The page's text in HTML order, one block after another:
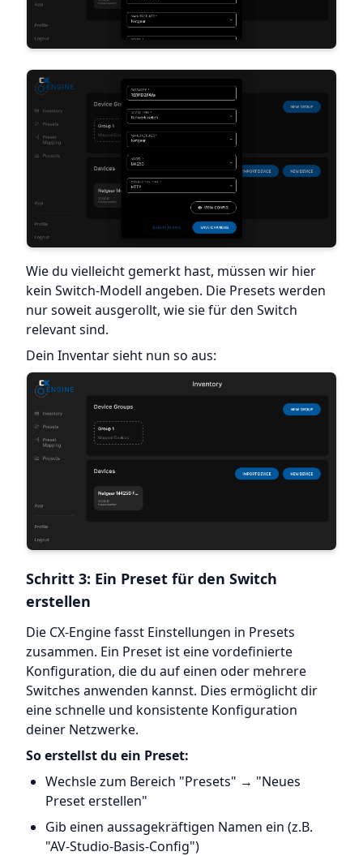
Wie du vielleicht gemerkt hast, müssen wir hier
kein Switch-Modell angeben. Die Presets werden
nur soweit ausgerollt, wie sie für den Switch
relevant sind.
Dein Inventar sieht nun so aus:
Schritt 3: Ein Preset für den Switch
erstellen
Die CX-Engine fasst Einstellungen in Presets
zusammen. Ein Preset ist eine vordefinierte
Konfiguration, die du auf einen oder mehrere
Switches anwenden kannst. Dies ermöglicht dir
eine schnelle und konsistente Konfiguration
deiner Netzwerke.
So erstellst du ein Preset:
Wechsle zum Bereich "Presets" → "Neues
Preset erstellen"
Gib einen aussagekräftigen Namen ein (z.B.
"AV-Studio-Basis-Config")